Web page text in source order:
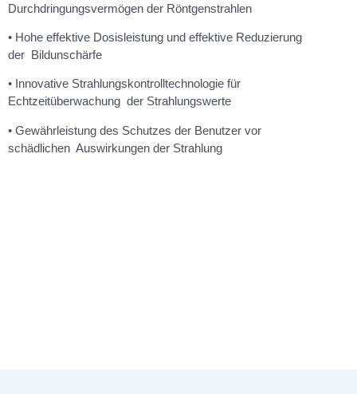
Durchdringungsvermögen der Röntgenstrahlen
• Hohe effektive Dosisleistung und effektive Reduzierung
der Bildunschärfe
• Innovative Strahlungskontrolltechnologie für
Echtzeitüberwachung der Strahlungswerte
• Gewährleistung des Schutzes der Benutzer vor
schädlichen Auswirkungen der Strahlung